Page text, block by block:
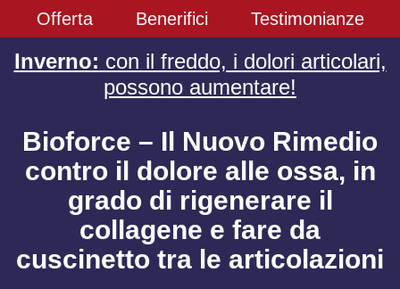
Offerta Benerifici Testimonianze
Inverno: con il freddo, i dolori articolari,
possono aumentare!
Bioforce – Il Nuovo Rimedio
contro il dolore alle ossa, in
grado di rigenerare il
collagene e fare da
cuscinetto tra le articolazioni